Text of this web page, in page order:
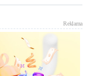
Reklama